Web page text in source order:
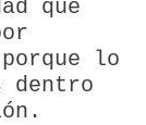
que
lo
dentro